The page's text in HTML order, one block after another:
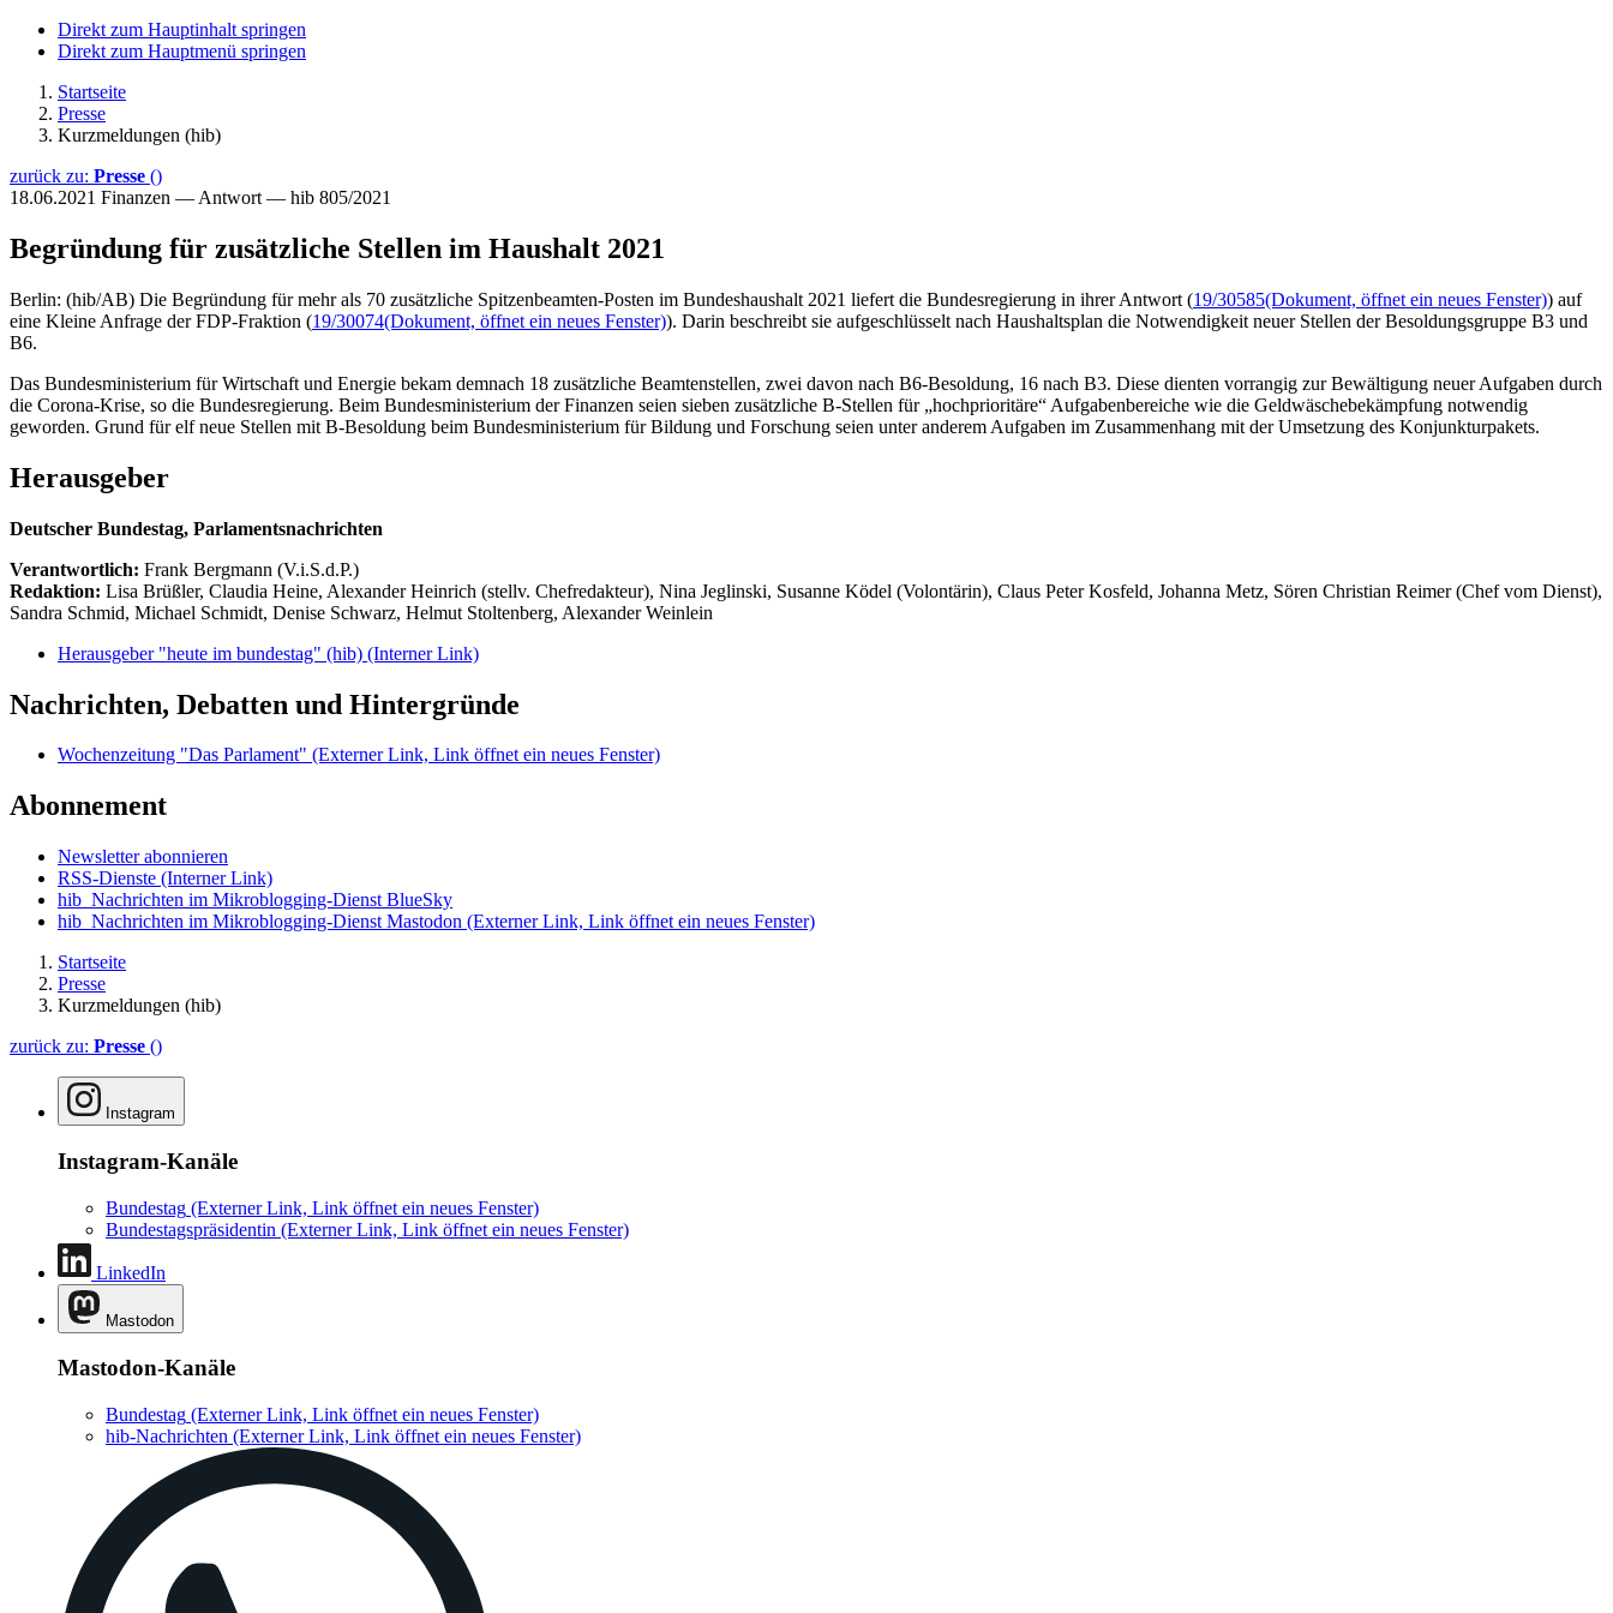
Direkt zum Hauptinhalt springen
Direkt zum Hauptmenü springen
Startseite
Presse
Kurzmeldungen (hib)
zurück zu: Presse ()
18.06.2021 Finanzen — Antwort — hib 805/2021
Begründung für zusätzliche Stellen im Haushalt 2021
Berlin: (hib/AB) Die Begründung für mehr als 70 zusätzliche Spitzenbeamten-Posten im Bundeshaushalt 2021 liefert die Bundesregierung in ihrer Antwort (19/30585(Dokument, öffnet ein neues Fenster)) auf
eine Kleine Anfrage der FDP-Fraktion (19/30074(Dokument, öffnet ein neues Fenster)). Darin beschreibt sie aufgeschlüsselt nach Haushaltsplan die Notwendigkeit neuer Stellen der Besoldungsgruppe B3 und
B6.
Das Bundesministerium für Wirtschaft und Energie bekam demnach 18 zusätzliche Beamtenstellen, zwei davon nach B6-Besoldung, 16 nach B3. Diese dienten vorrangig zur Bewältigung neuer Aufgaben durch
die Corona-Krise, so die Bundesregierung. Beim Bundesministerium der Finanzen seien sieben zusätzliche B-Stellen für „hochprioritäre“ Aufgabenbereiche wie die Geldwäschebekämpfung notwendig
geworden. Grund für elf neue Stellen mit B-Besoldung beim Bundesministerium für Bildung und Forschung seien unter anderem Aufgaben im Zusammenhang mit der Umsetzung des Konjunkturpakets.
Herausgeber
Deutscher Bundestag, Parlamentsnachrichten
Verantwortlich: Frank Bergmann (V.i.S.d.P.)
Redaktion: Lisa Brüßler, Claudia Heine, Alexander Heinrich (stellv. Chefredakteur), Nina Jeglinski, Susanne Ködel (Volontärin), Claus Peter Kosfeld, Johanna Metz, Sören Christian Reimer (Chef vom Dienst),
Sandra Schmid, Michael Schmidt, Denise Schwarz, Helmut Stoltenberg, Alexander Weinlein
Herausgeber "heute im bundestag" (hib) (Interner Link)
Nachrichten, Debatten und Hintergründe
Wochenzeitung "Das Parlament" (Externer Link, Link öffnet ein neues Fenster)
Abonnement
Newsletter abonnieren
RSS-Dienste (Interner Link)
hib_Nachrichten im Mikroblogging-Dienst BlueSky
hib_Nachrichten im Mikroblogging-Dienst Mastodon (Externer Link, Link öffnet ein neues Fenster)
Startseite
Presse
Kurzmeldungen (hib)
zurück zu: Presse ()
Instagram
Instagram-Kanäle
Bundestag (Externer Link, Link öffnet ein neues Fenster)
Bundestagspräsidentin (Externer Link, Link öffnet ein neues Fenster)
LinkedIn
Mastodon
Mastodon-Kanäle
Bundestag (Externer Link, Link öffnet ein neues Fenster)
hib-Nachrichten (Externer Link, Link öffnet ein neues Fenster)